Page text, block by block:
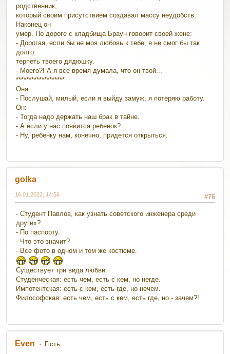
родственник,
который своим присутствием создавал массу неудобств.
Наконец он
умер. По дороге с кладбища Браун говорит своей жене:
- Дорогая, если бы не моя любовь к тебе, я не смог бы так
долго
терпеть твоего дядюшку.
- Моего?! А я все время думала, что он твой...
*******************
Она:
- Послушай, милый, если я выйду замуж, я потеряю работу.
Он:
- Тогда надо держать наш брак в тайне.
- А если у нас появится ребенок?
- Ну, ребенку нам, конечно, придется открыться.
golka
#76
16.01.2022, 14:56
- Студент Павлов, как узнать советского инженера среди
других?
- По паспорту.
- Что это значит?
- Все фото в одном и том же костюме.
Существует три вида любви.
Студенческая: есть чем, есть с кем, но негде.
Импотентская: есть с кем, есть где, но нечем.
Философская: есть чем, есть с кем, есть где, но - зачем?!
Even Гість